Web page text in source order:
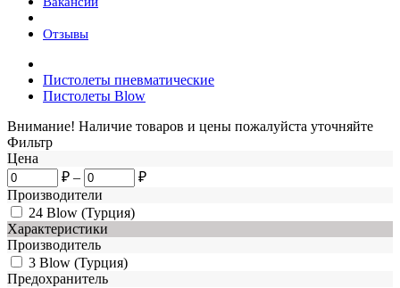
Отзывы
Пистолеты пневматические
Пистолеты Blow
Внимание! Наличие товаров и цены пожалуйста уточняйте
Фильтр
Цена
₽ –
₽
Производители
24 Blow (Турция)
Характеристики
Производитель
3 Blow (Турция)
Предохранитель